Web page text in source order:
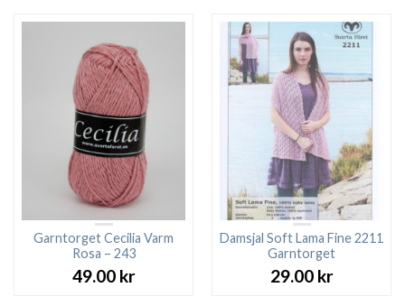
119.00 kr.
Garntorget Cecilia Varm
Rosa – 243
49.00 kr
Damsjal Soft Lama Fine 2211
Garntorget
29.00 kr